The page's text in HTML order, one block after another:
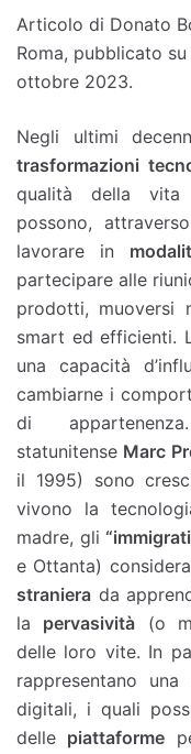
Articolo di Donato
Roma, pubblicato su
ottobre 2023.
Negli ultimi
trasformazioni
qualità della vita
possono, attraverso
lavorare in
partecipare alle
prodotti, muoversi
smart ed efficienti.
una capacità
cambiarne i
di
statunitense Marc
il 1995) sono
vivono la
madre, gli
e Ottanta)
straniera da
la pervasività (o
delle loro vite. In
rappresentano
digitali, i quali
delle piattaforme